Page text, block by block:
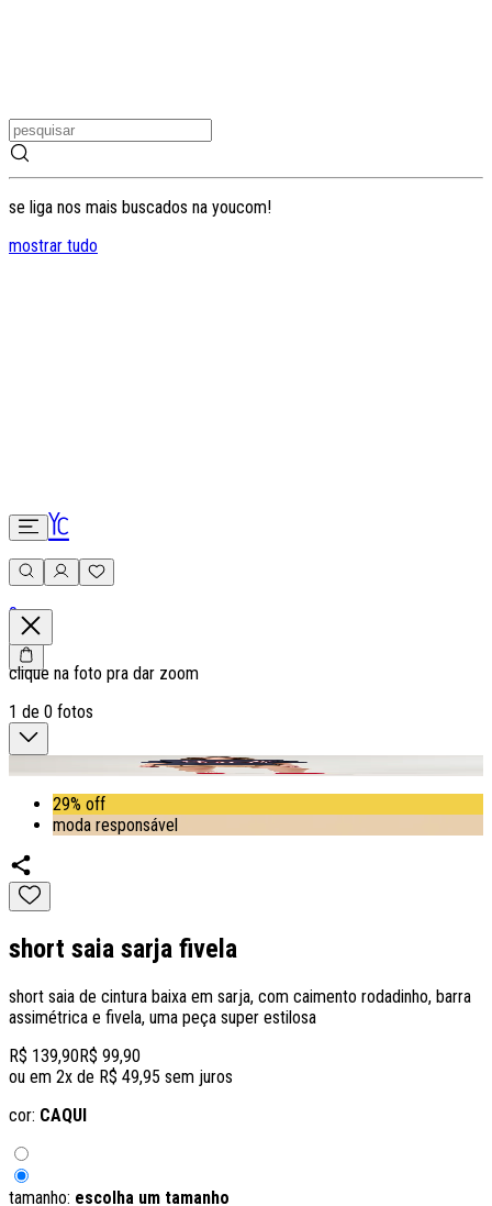
se liga nos mais buscados na youcom!
mostrar tudo
0
clique na foto pra dar zoom
1 de 0 fotos
29% off
moda responsável
short saia sarja fivela
short saia de cintura baixa em sarja, com caimento rodadinho, barra
assimétrica e fivela, uma peça super estilosa
R$ 139,90R$ 99,90
ou em 2x de R$ 49,95 sem juros
cor: CAQUI
tamanho: escolha um tamanho